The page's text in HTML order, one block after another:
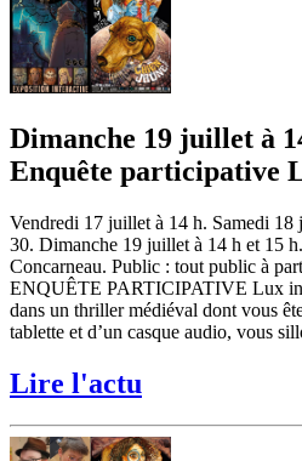
Dimanche 19 juillet à
Enquête participative
Vendredi 17 juillet à 14 h. Samedi
30. Dimanche 19 juillet à 14 h et 15
Concarneau. Public : tout public à
ENQUÊTE PARTICIPATIVE Lux in
dans un thriller médiéval dont vous
tablette et d’un casque audio, vous
Lire l'actu